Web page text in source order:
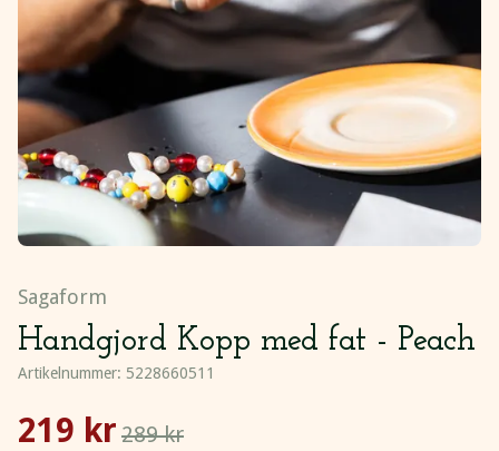
Sagaform
Handgjord Kopp med fat - Peach
Artikelnummer: 5228660511
219 kr 289 kr